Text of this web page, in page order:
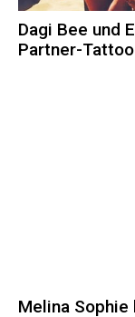
Dagi Bee und
Partner-Tattoo
Melina